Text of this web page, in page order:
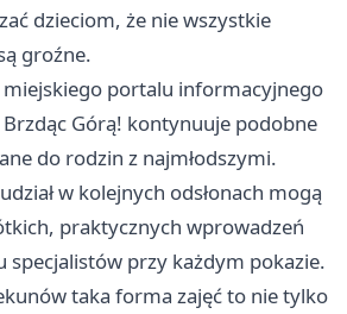
dzieciom, że nie wszystkie
groźne.
miejskiego portalu informacyjnego
Górą! kontynuuje podobne
do rodzin z najmłodszymi.
w kolejnych odsłonach mogą
praktycznych wprowadzeń
specjalistów przy każdym pokazie.
taka forma zajęć to nie tylko